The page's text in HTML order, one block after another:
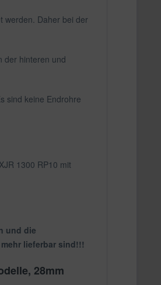
werden. Daher bei der
der hinteren und
sind keine Endrohre
1300 RP10 mit
und die
lieferbar sind!!!
28mm